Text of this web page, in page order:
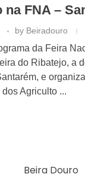
na FNA –
by Beiradouro
da Feira
do Ribatejo, a
e
Agriculto ...